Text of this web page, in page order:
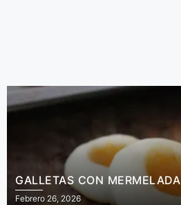
GALLETAS CON MERMELADA
Febrero 26, 2026